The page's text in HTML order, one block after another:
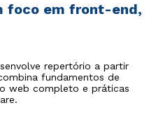
foco em front-end,
repertório a partir
fundamentos de
web completo e práticas